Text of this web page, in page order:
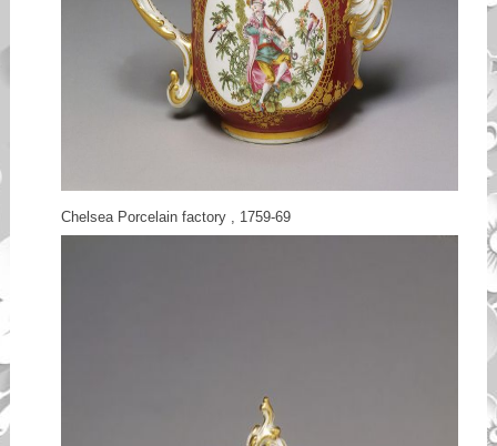
Chelsea Porcelain factory , 1759-69